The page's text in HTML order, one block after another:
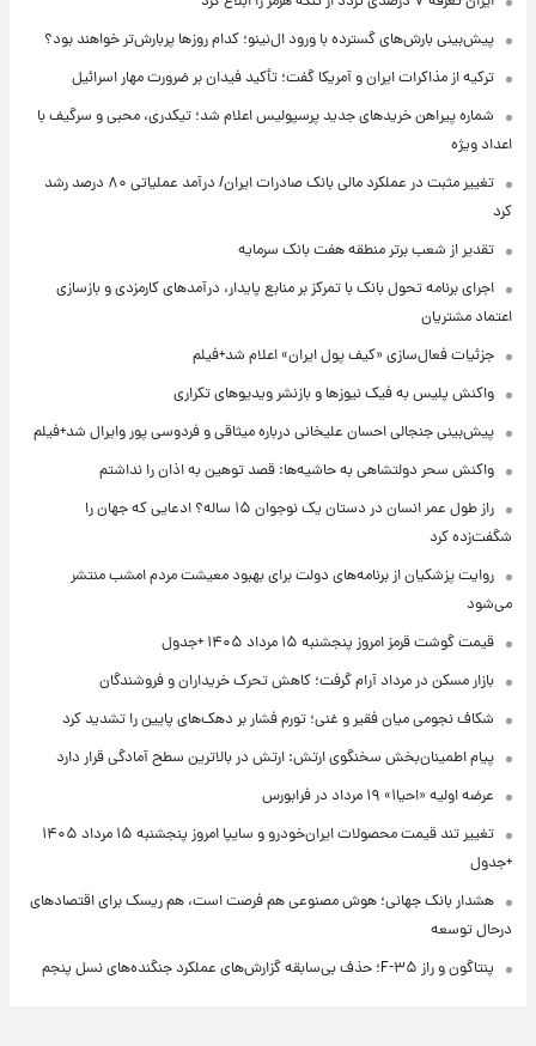
پیش‌بینی بارش‌های گسترده با ورود ال‌نینو؛ کدام روزها پربارش‌تر خواهند بود؟
ترکیه از مذاکرات ایران و آمریکا گفت؛ تأکید فیدان بر ضرورت مهار اسرائیل
شماره پیراهن خریدهای جدید پرسپولیس اعلام شد؛ تیکدری، محبی و سرگیف با
اعداد ویژه
تغییر مثبت در عملکرد مالی بانک صادرات ایران/ درآمد عملیاتی ۸۰ درصد رشد
کرد
تقدیر از شعب برتر منطقه هفت بانک سرمایه
اجرای برنامه تحول بانک با تمرکز بر منابع پایدار، درآمدهای کارمزدی و بازسازی
اعتماد مشتریان
جزئیات فعال‌سازی «کیف پول ایران» اعلام شد+فیلم
واکنش پلیس به فیک نیوزها و بازنشر ویدیوهای تکراری
پیش‌بینی جنجالی احسان علیخانی درباره میثاقی و فردوسی پور وایرال شد+فیلم
واکنش سحر دولتشاهی به حاشیه‌ها: قصد توهین به اذان را نداشتم
راز طول عمر انسان در دستان یک نوجوان ۱۵ ساله؟ ادعایی که جهان را
شگفت‌زده کرد
روایت پزشکیان از برنامه‌های دولت برای بهبود معیشت مردم امشب منتشر
می‌شود
قیمت گوشت قرمز امروز پنجشنبه ۱۵ مرداد ۱۴۰۵ +جدول
بازار مسکن در مرداد آرام گرفت؛ کاهش تحرک خریداران و فروشندگان
شکاف نجومی میان فقیر و غنی؛ تورم فشار بر دهک‌های پایین را تشدید کرد
پیام اطمینان‌بخش سخنگوی ارتش: ارتش در بالاترین سطح آمادگی قرار دارد
عرضه اولیه «احیا۱» ۱۹ مرداد در فرابورس
تغییر تند قیمت محصولات ایران‌خودرو و سایپا امروز پنجشنبه ۱۵ مرداد ۱۴۰۵
+جدول
هشدار بانک جهانی؛ هوش مصنوعی هم فرصت است، هم ریسک برای اقتصادهای
درحال توسعه
پنتاگون و راز F-۳۵؛ حذف بی‌سابقه گزارش‌های عملکرد جنگنده‌های نسل پنجم